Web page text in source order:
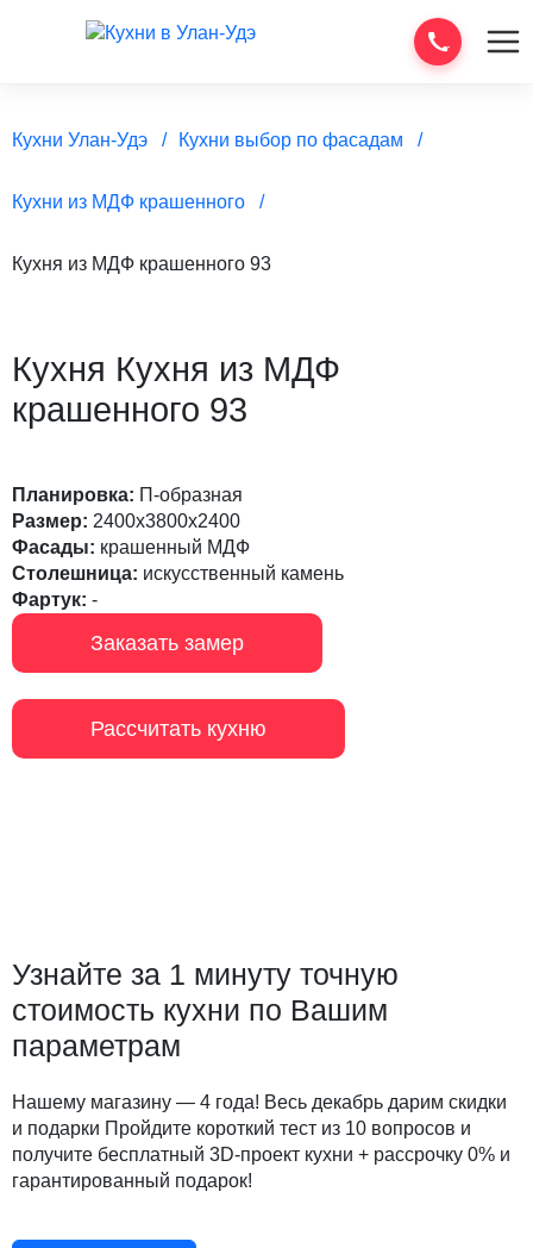
Кухни Улан-Удэ Кухни выбор по фасадам
Кухни из МДФ крашенного
Кухня из МДФ крашенного 93
Кухня Кухня из МДФ
крашенного 93
Планировка: П-образная
Размер: 2400х3800х2400
Фасады: крашенный МДФ
Столешница: искусственный камень
Фартук: -
Заказать замер
Рассчитать кухню
Узнайте за 1 минуту точную
стоимость кухни по Вашим
параметрам
Нашему магазину — 4 года! Весь декабрь дарим скидки
и подарки Пройдите короткий тест из 10 вопросов и
получите бесплатный 3D-проект кухни + рассрочку 0% и
гарантированный подарок!